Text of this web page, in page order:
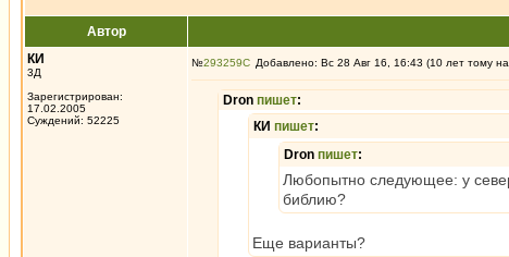
Автор
КИ
3Д
Зарегистрирован:
17.02.2005
Суждений: 52225
№293259 Добавлено: Вс 28 Авг 16, 16:43 (10 лет тому
Dron пишет:
КИ пишет:
Dron пишет:
Любопытно следующее: у
библию?
Еще варианты?